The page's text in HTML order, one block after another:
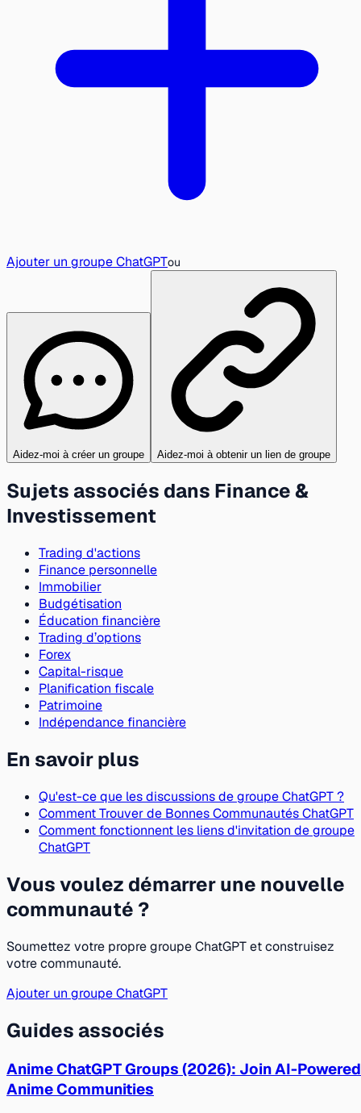
Ajouter un groupe ChatGPTou
Aidez-moi à créer un groupe Aidez-moi à obtenir un lien de groupe
Sujets associés dans Finance &
Investissement
Trading d'actions
Finance personnelle
Immobilier
Budgétisation
Éducation financière
Trading d’options
Forex
Capital-risque
Planification fiscale
Patrimoine
Indépendance financière
En savoir plus
Qu'est-ce que les discussions de groupe ChatGPT ?
Comment Trouver de Bonnes Communautés ChatGPT
Comment fonctionnent les liens d'invitation de groupe
ChatGPT
Vous voulez démarrer une nouvelle
communauté ?
Soumettez votre propre groupe ChatGPT et construisez
votre communauté.
Ajouter un groupe ChatGPT
Guides associés
Anime ChatGPT Groups (2026): Join AI-Powered
Anime Communities